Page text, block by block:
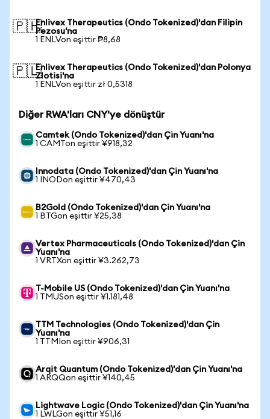
🇵🇭Enlivex Therapeutics (Ondo Tokenized)'dan Filipin
Pezosu'na
1 ENLVon eşittir ₱8,68
🇵🇱Enlivex Therapeutics (Ondo Tokenized)'dan Polonya
Zlotisi'na
1 ENLVon eşittir zł 0,5318
Diğer RWA'ları CNY'ye dönüştür
Camtek (Ondo Tokenized)'dan Çin Yuanı'na
1 CAMTon eşittir ¥918,32
Innodata (Ondo Tokenized)'dan Çin Yuanı'na
1 INODon eşittir ¥470,43
B2Gold (Ondo Tokenized)'dan Çin Yuanı'na
1 BTGon eşittir ¥25,38
Vertex Pharmaceuticals (Ondo Tokenized)'dan Çin
Yuanı'na
1 VRTXon eşittir ¥3.262,73
T-Mobile US (Ondo Tokenized)'dan Çin Yuanı'na
1 TMUSon eşittir ¥1.181,48
TTM Technologies (Ondo Tokenized)'dan Çin
Yuanı'na
1 TTMIon eşittir ¥906,31
Arqit Quantum (Ondo Tokenized)'dan Çin Yuanı'na
1 ARQQon eşittir ¥140,45
Lightwave Logic (Ondo Tokenized)'dan Çin Yuanı'na
1 LWLGon eşittir ¥51,16